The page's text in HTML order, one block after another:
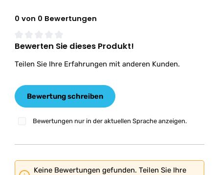
0 von 0 Bewertungen
Durchschnittliche Bewertung von 0 von 5 Sternen
Bewerten Sie dieses Produkt!
Teilen Sie Ihre Erfahrungen mit anderen Kunden.
Bewertung schreiben
Bewertungen nur in der aktuellen Sprache anzeigen.
Keine Bewertungen gefunden. Teilen Sie Ihre